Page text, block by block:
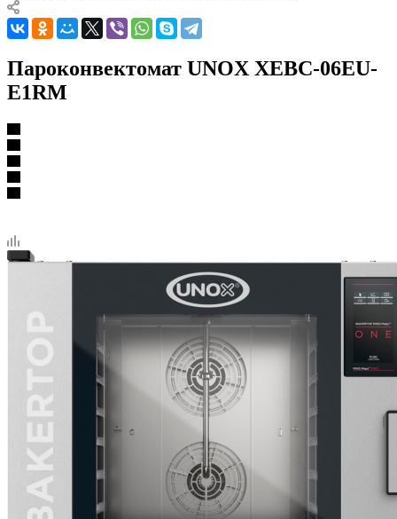
Пароконвектомат UNOX XEBC-06EU-
E1RM